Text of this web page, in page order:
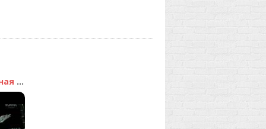
Романтично-гламурная кр...